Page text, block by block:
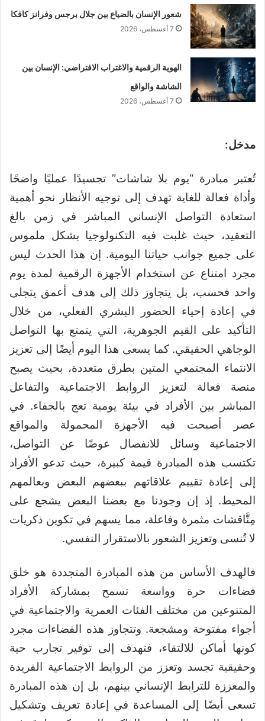
شعور الإنسان بالضياع بين جلال برجس وفرانز كافكا
7 أغسطس، 2026
الهوية الرقمية والاغتراب الافتراضي: الإنسان بين
الشاشة والواقع
7 أغسطس، 2026
مدخل:
تُعتبر مبادرة “يوم بلا شاشات” تجسيدًا عمليًا واضحًا
وأداة فعالة للغاية تهدف إلى توجيه الأنظار نحو أهمية
استعادة التواصل الإنساني المباشر في زمن بالغ
التعقيد، حيث غلبت فيه التكنولوجيا بشكل ملموس
على جميع جوانب حياتنا اليومية. إن هذا الحدث ليس
مجرد امتناع عن استخدام الأجهزة الرقمية لمدة يوم
واحد فحسب، بل يتجاوز ذلك إلى هدف أعمق يتجلى
في إعادة إحياء الحضور البشري الفعلي، من خلال
التأكيد على القيم الجوهرية، التي يتمتع بها التواصل
الوجاهي الحقيقي. كما يسعى هذا اليوم أيضًا إلى تعزيز
الانتماء المجتمعي المتين بطرق متعددة، بحيث يصبح
منصة فعالة لتعزيز الروابط الاجتماعية والتفاعل
المباشر بين الأفراد في بيئة يومية تعج بالجفاء. في
عصر أصبحت فيه الأجهزة المحمولة والمواقع
الاجتماعية وسائل للانفصال عوضًا عن التواصل،
تكتسب هذه المبادرة قيمة كبيرة، حيث تدعو الأفراد
إلى إعادة تقييم علاقاتهم ببعضهم البعض وبعالمهم
المحيط. إذ إن وجودنا مع بعضنا البعض يشجع على
مِنَّاقشات مثمرة وفاعلة، مما يسهم في تكوين ذكريات
لا تُنسى وتعزيز الشعور بالاستقرار النفسي.
فالهدف الأساس من هذه المبادرة المتجددة هو خلق
فضاءات حرة وواسعة تسمح بمشاركة الأفراد
المتنوعين من مختلف الفئات العمرية والاجتماعية في
أجواء مفتوحة ومشجعة. وتتجاوز هذه الفضاءات مجرد
كونها أماكن للالتقاء، فتهدف إلى توفير تجارب حية
وحقيقية تجسد وتعزز من الروابط الاجتماعية الفريدة
والمعززة للترابط الإنساني بينهم، بل إن هذه المبادرة
تسعى أيضًا إلى المساعدة في إعادة تعريف وتشكيل